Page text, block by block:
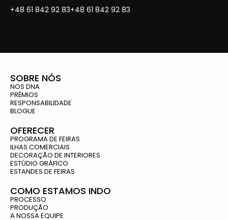
+48 61 842 92 83+48 61 842 92 83
SOBRE NÓS
NOS DNA
PRÉMIOS
RESPONSABILIDADE
BLOGUE
OFERECER
PROGRAMA DE FEIRAS
ILHAS COMERCIAIS
DECORAÇÃO DE INTERIORES
ESTÚDIO GRÁFICO
ESTANDES DE FEIRAS
COMO ESTAMOS INDO
PROCESSO
PRODUÇÃO
A NOSSA EQUIPE